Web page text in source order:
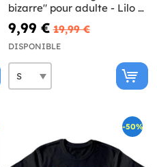
bizarre" pour adulte - Lilo &
Stitch
9,99 € 19,99 €
DISPONIBLE
-50%